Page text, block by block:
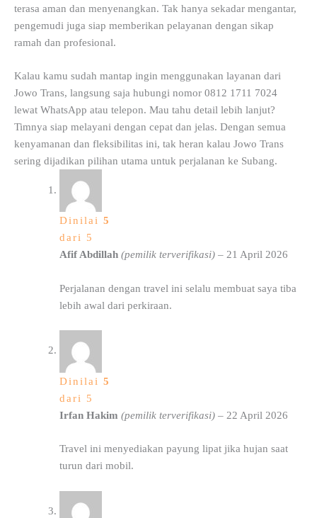
terasa aman dan menyenangkan. Tak hanya sekadar mengantar,
pengemudi juga siap memberikan pelayanan dengan sikap
ramah dan profesional.
Kalau kamu sudah mantap ingin menggunakan layanan dari
Jowo Trans, langsung saja hubungi nomor 0812 1711 7024
lewat WhatsApp atau telepon. Mau tahu detail lebih lanjut?
Timnya siap melayani dengan cepat dan jelas. Dengan semua
kenyamanan dan fleksibilitas ini, tak heran kalau Jowo Trans
sering dijadikan pilihan utama untuk perjalanan ke Subang.
Dinilai 5
dari 5
Afif Abdillah (pemilik terverifikasi) – 21 April 2026
Perjalanan dengan travel ini selalu membuat saya tiba
lebih awal dari perkiraan.
Dinilai 5
dari 5
Irfan Hakim (pemilik terverifikasi) – 22 April 2026
Travel ini menyediakan payung lipat jika hujan saat
turun dari mobil.